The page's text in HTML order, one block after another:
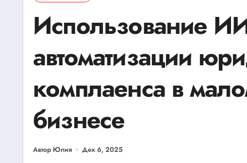
Использование
автоматизации
комплаенса в
бизнесе
Автор Юлия Дек 6, 2025